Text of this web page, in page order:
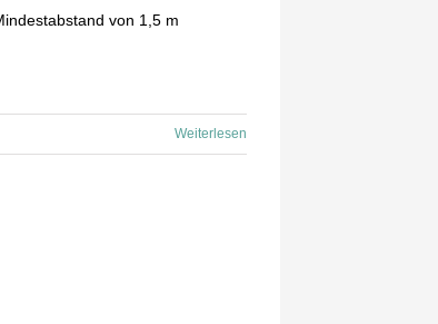
von 1,5 m
Weiterlesen